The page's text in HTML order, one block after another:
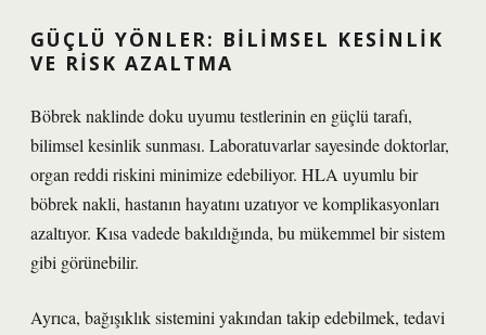
GÜÇLÜ YÖNLER: BILIMSEL KESINLIK
VE RISK AZALTMA
Böbrek naklinde doku uyumu testlerinin en güçlü tarafı,
bilimsel kesinlik sunması. Laboratuvarlar sayesinde doktorlar,
organ reddi riskini minimize edebiliyor. HLA uyumlu bir
böbrek nakli, hastanın hayatını uzatıyor ve komplikasyonları
azaltıyor. Kısa vadede bakıldığında, bu mükemmel bir sistem
gibi görünebilir.
Ayrıca, bağışıklık sistemini yakından takip edebilmek, tedavi